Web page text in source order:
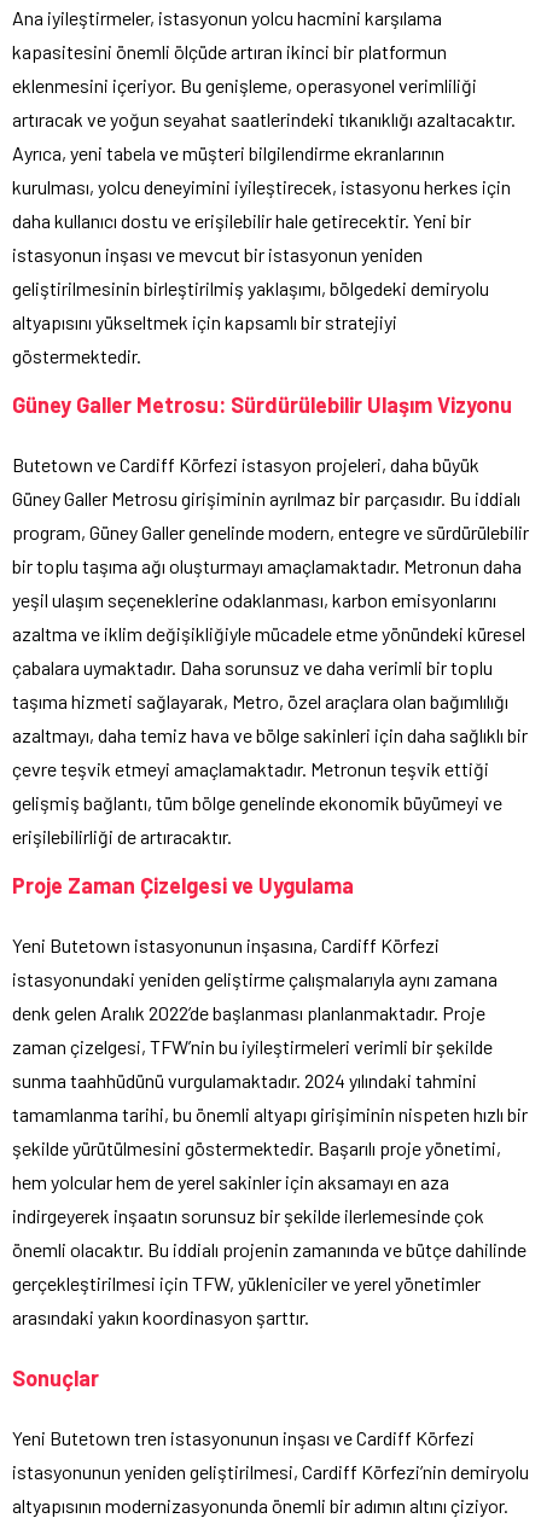
Ana iyileştirmeler, istasyonun yolcu hacmini karşılama
kapasitesini önemli ölçüde artıran ikinci bir platformun
eklenmesini içeriyor. Bu genişleme, operasyonel verimliliği
artıracak ve yoğun seyahat saatlerindeki tıkanıklığı azaltacaktır.
Ayrıca, yeni tabela ve müşteri bilgilendirme ekranlarının
kurulması, yolcu deneyimini iyileştirecek, istasyonu herkes için
daha kullanıcı dostu ve erişilebilir hale getirecektir. Yeni bir
istasyonun inşası ve mevcut bir istasyonun yeniden
geliştirilmesinin birleştirilmiş yaklaşımı, bölgedeki demiryolu
altyapısını yükseltmek için kapsamlı bir stratejiyi
göstermektedir.
Güney Galler Metrosu: Sürdürülebilir Ulaşım Vizyonu
Butetown ve Cardiff Körfezi istasyon projeleri, daha büyük
Güney Galler Metrosu girişiminin ayrılmaz bir parçasıdır. Bu iddialı
program, Güney Galler genelinde modern, entegre ve sürdürülebilir
bir toplu taşıma ağı oluşturmayı amaçlamaktadır. Metronun daha
yeşil ulaşım seçeneklerine odaklanması, karbon emisyonlarını
azaltma ve iklim değişikliğiyle mücadele etme yönündeki küresel
çabalara uymaktadır. Daha sorunsuz ve daha verimli bir toplu
taşıma hizmeti sağlayarak, Metro, özel araçlara olan bağımlılığı
azaltmayı, daha temiz hava ve bölge sakinleri için daha sağlıklı bir
çevre teşvik etmeyi amaçlamaktadır. Metronun teşvik ettiği
gelişmiş bağlantı, tüm bölge genelinde ekonomik büyümeyi ve
erişilebilirliği de artıracaktır.
Proje Zaman Çizelgesi ve Uygulama
Yeni Butetown istasyonunun inşasına, Cardiff Körfezi
istasyonundaki yeniden geliştirme çalışmalarıyla aynı zamana
denk gelen Aralık 2022’de başlanması planlanmaktadır. Proje
zaman çizelgesi, TFW’nin bu iyileştirmeleri verimli bir şekilde
sunma taahhüdünü vurgulamaktadır. 2024 yılındaki tahmini
tamamlanma tarihi, bu önemli altyapı girişiminin nispeten hızlı bir
şekilde yürütülmesini göstermektedir. Başarılı proje yönetimi,
hem yolcular hem de yerel sakinler için aksamayı en aza
indirgeyerek inşaatın sorunsuz bir şekilde ilerlemesinde çok
önemli olacaktır. Bu iddialı projenin zamanında ve bütçe dahilinde
gerçekleştirilmesi için TFW, yükleniciler ve yerel yönetimler
arasındaki yakın koordinasyon şarttır.
Sonuçlar
Yeni Butetown tren istasyonunun inşası ve Cardiff Körfezi
istasyonunun yeniden geliştirilmesi, Cardiff Körfezi’nin demiryolu
altyapısının modernizasyonunda önemli bir adımın altını çiziyor.